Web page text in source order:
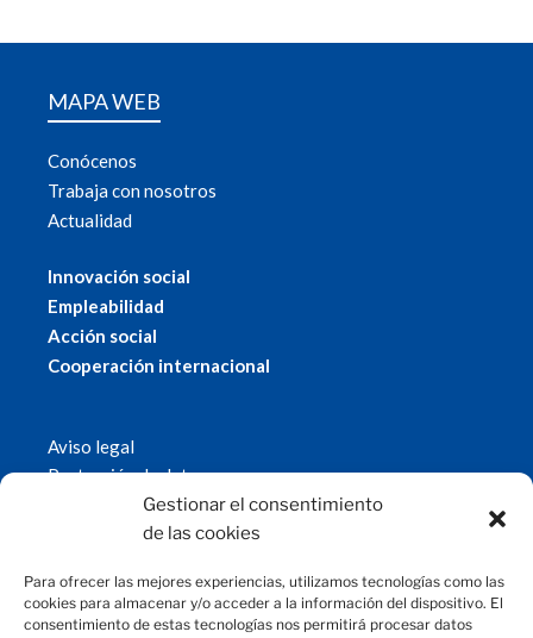
Gestionar el consentimiento
de las cookies
Para ofrecer las mejores experiencias, utilizamos tecnologías como las
cookies para almacenar y/o acceder a la información del dispositivo. El
consentimiento de estas tecnologías nos permitirá procesar datos
MAPA WEB
Conócenos
Trabaja con nosotros
Actualidad
Innovación social
Empleabilidad
Acción social
Cooperación internacional
Aviso legal
Protección de datos
Política de cookies
© 2019 Fundación Magtel.